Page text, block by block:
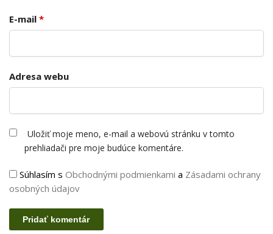
E-mail *
Adresa webu
Uložiť moje meno, e-mail a webovú stránku v tomto
prehliadači pre moje budúce komentáre.
Súhlasím s Obchodnými podmienkami a Zásadami ochrany
osobných údajov